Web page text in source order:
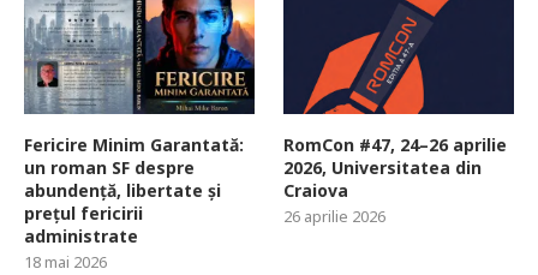
Fericire Minim Garantată:
un roman SF despre
abundență, libertate și
prețul fericirii
administrate
18 mai 2026
RomCon #47, 24–26 aprilie
2026, Universitatea din
Craiova
26 aprilie 2026